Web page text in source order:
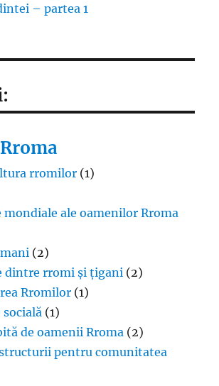
– partea 1
rromilor (1)
mondiale ale oamenilor Rroma
(2)
dintre rromi și țigani (2)
Rromilor (1)
(1)
de oamenii Rroma (2)
pentru comunitatea